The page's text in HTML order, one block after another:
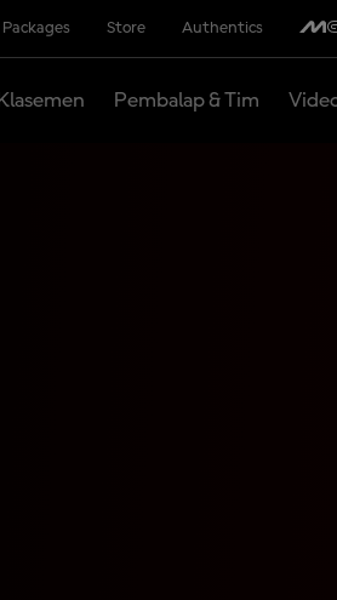
Packages Store Authentics
Klasemen Pembalap & Tim